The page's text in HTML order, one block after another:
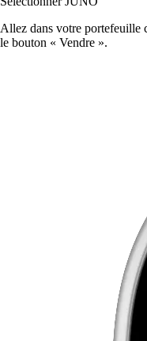
Allez dans votre portefeuille
le bouton « Vendre ».